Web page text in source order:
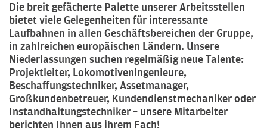
Die breit gefächerte Palette unserer Arbeitsstellen
bietet viele Gelegenheiten für interessante
Laufbahnen in allen Geschäftsbereichen der Gruppe,
in zahlreichen europäischen Ländern. Unsere
Niederlassungen suchen regelmäßig neue Talente:
Projektleiter, Lokomotiveningenieure,
Beschaffungstechniker, Assetmanager,
Großkundenbetreuer, Kundendienstmechaniker oder
Instandhaltungstechniker – unsere Mitarbeiter
berichten Ihnen aus ihrem Fach!